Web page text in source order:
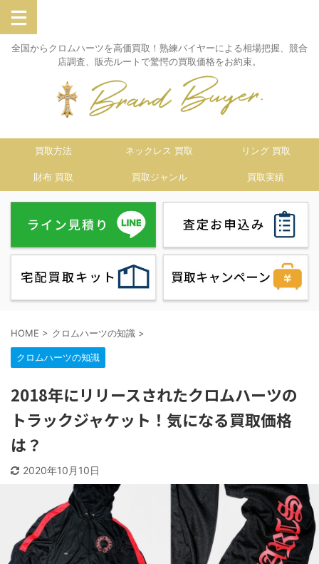
全国からクロムハーツを高価買取！熟練バイヤーによる相場把握、競合
店調査、販売ルートで驚愕の買取価格をお約束。
買取方法 ネックレス 買取 リング 買取
財布 買取 買取ジャンル 買取実績
HOME > クロムハーツの知識 >
クロムハーツの知識
2018年にリリースされたクロムハーツの
トラックジャケット！気になる買取価格
は？
2020年10月10日